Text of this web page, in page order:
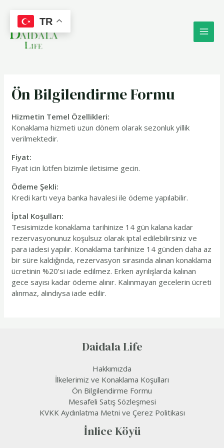
Ön Bilgilendirme Formu
Hizmetin Temel Özellikleri:
Konaklama hizmeti uzun dönem olarak sezonluk yillik
verilmektedir.
Fiyat:
Fiyat icin lütfen bizimle iletisime gecin.
Ödeme Şekli:
Kredi kartı veya banka havalesi ile ödeme yapılabilir.
İptal Koşulları:
Tesisimizde konaklama tarihinize 14 gün kalana kadar
rezervasyonunuz koşulsuz olarak iptal edilebilirsiniz ve
para iadesi yapılır. Konaklama tarihinize 14 günden daha az
bir süre kaldığında, rezervasyon sırasında alınan konaklama
ücretinin %20’si iade edilmez. Erken ayrılışlarda kalınan
gece sayısı kadar ödeme alınır. Kalınmayan gecelerin ücreti
alınmaz, alındıysa iade edilir.
Daidala Life
Hakkımızda
İlkelerimiz ve Konaklama Koşulları
Ön Bilgilendirme Formu
Mesafeli Satış Sözleşmesi
KVKK Aydınlatma Metni ve Çerez Politikası
İnlice Köyü
TR